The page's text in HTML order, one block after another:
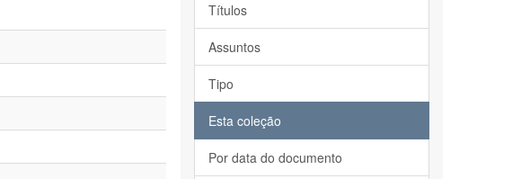
Títulos
Assuntos
Tipo
Esta coleção
Por data do documento